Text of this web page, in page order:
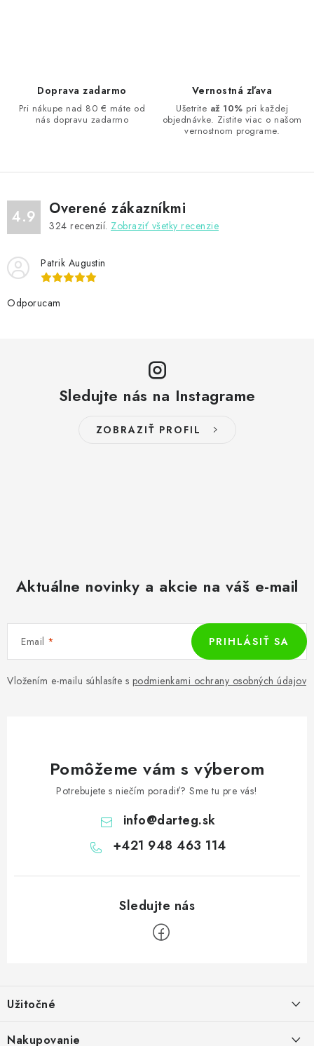
r
v
k
y
v
p
Doprava zadarmo
Pri nákupe nad 80 € máte od
nás dopravu zadarmo
Vernostná zľava
Ušetrite až 10% pri každej
objednávke. Zistite viac o našom
vernostnom programe.
4.9 Overené zákazníkmi
324 recenzií. Zobraziť všetky recenzie
Patrik Augustin
Odporucam
Sledujte nás na Instagrame
ZOBRAZIŤ PROFIL
Aktuálne novinky a akcie na váš e-mail
Email
Vložením e-mailu súhlasíte s podmienkami ochrany osobných údajov
PRIHLÁSIŤ SA
Pomôžeme vám s výberom
Potrebujete s niečím poradiť? Sme tu pre vás!
info@darteg.sk
+421 948 463 114
p
ä
Užitočné
Nakupovanie